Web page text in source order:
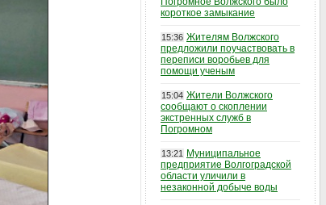
короткое замыкание
15:36 Жителям Волжского
предложили поучаствовать в
переписи воробьев для
помощи ученым
15:04 Жители Волжского
сообщают о скоплении
экстренных служб в
Погромном
13:21
Муниципальное
предприятие Волгоградской
области уличили в
незаконной добыче воды